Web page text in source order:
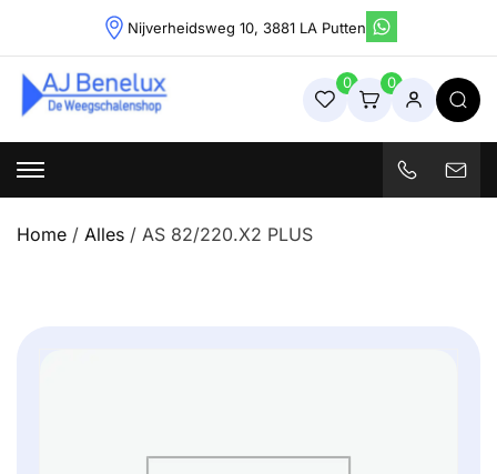
content
Nijverheidsweg 10, 3881 LA Putten
Weegschalenshop | Precisieweegschalen & Industriële
Weegoplossingen
0 0
Home / Alles / AS 82/220.X2 PLUS